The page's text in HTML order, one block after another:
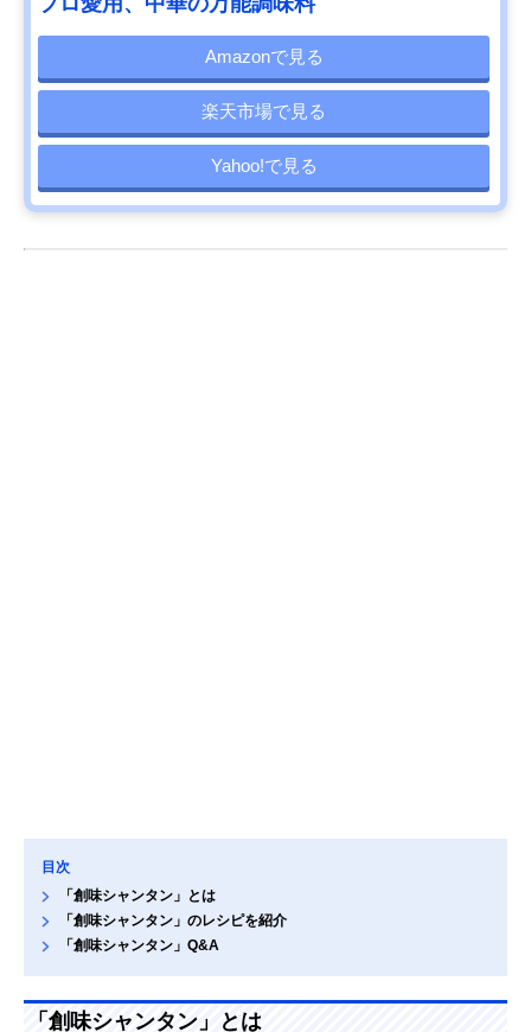
Amazonで見る
楽天市場で見る
Yahoo!で見る
目次
「創味シャンタン」とは
「創味シャンタン」のレシピを紹介
「創味シャンタン」Q&A
「創味シャンタン」とは